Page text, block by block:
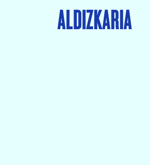
ALDIZKARIA